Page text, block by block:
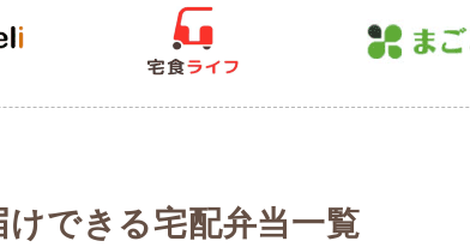
できる宅配弁当一覧